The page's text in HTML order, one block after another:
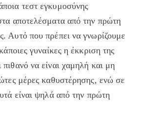
τεστ εγκυμοσύνης
αποτελέσματα από την πρώτη
Αυτό που πρέπει να γνωρίζουμε
γυναίκες η έκκριση της
να είναι χαμηλή και μη
μέρες καθυστέρησης, ενώ σε
είναι ψηλά από την πρώτη